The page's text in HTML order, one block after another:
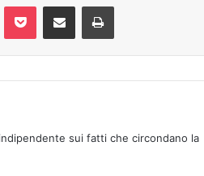
sui fatti che circondano la